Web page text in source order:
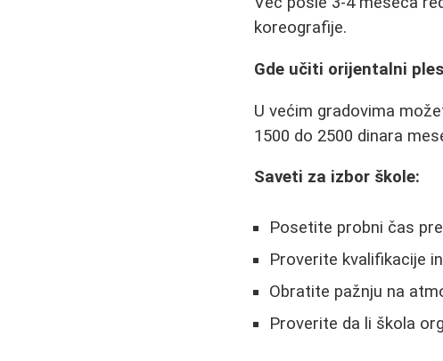
koreografije.
Gde učiti orijentalni
U većim gradovima
1500 do 2500 dinara
Saveti za izbor škole:
Posetite probni čas
Proverite kvalifikacije
Obratite pažnju na
Proverite da li škola